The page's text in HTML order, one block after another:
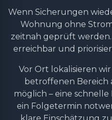
Wenn Sicherungen
Wohnung ohne
zeitnah geprüft
erreichbar und
Vor Ort lokalisieren
betroffenen Bereich
möglich – eine
ein Folgetermin